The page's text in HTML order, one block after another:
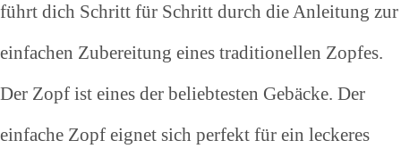
führt dich Schritt für Schritt durch die Anleitung zur
einfachen Zubereitung eines traditionellen Zopfes.
Der Zopf ist eines der beliebtesten Gebäcke. Der
einfache Zopf eignet sich perfekt für ein leckeres